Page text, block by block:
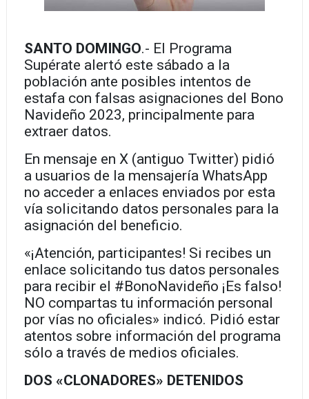
SANTO DOMINGO.- El Programa
Supérate alertó este sábado a la
población ante posibles intentos de
estafa con falsas asignaciones del Bono
Navideño 2023, principalmente para
extraer datos.
En mensaje en X (antiguo Twitter) pidió
a usuarios de la mensajería WhatsApp
no acceder a enlaces enviados por esta
vía solicitando datos personales para la
asignación del beneficio.
«¡Atención, participantes! Si recibes un
enlace solicitando tus datos personales
para recibir el #BonoNavideño ¡Es falso!
NO compartas tu información personal
por vías no oficiales» indicó. Pidió estar
atentos sobre información del programa
sólo a través de medios oficiales.
DOS «CLONADORES» DETENIDOS